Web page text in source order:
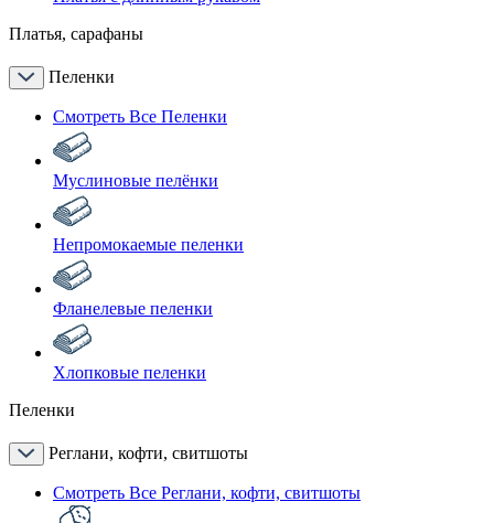
Платья, сарафаны
Пеленки
Смотреть Все Пеленки
Муслиновые пелёнки
Непромокаемые пеленки
Фланелевые пеленки
Хлопковые пеленки
Пеленки
Реглани, кофти, свитшоты
Смотреть Все Реглани, кофти, свитшоты